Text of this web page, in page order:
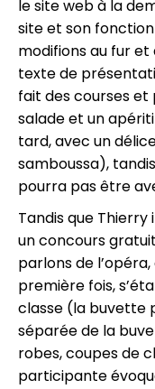
le site web à la
site et son
modifions au fur
texte de
fait des courses
salade et un
tard, avec un
samboussa),
pourra pas être
Tandis que Thierry
un concours
parlons de
première fois,
classe (la buvette
séparée de la
robes, coupes de
participante